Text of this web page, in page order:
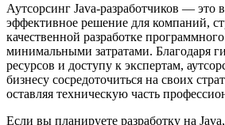
Аутсорсинг Java-разработчиков — это
эффективное решение для компаний,
качественной разработке
минимальными затратами. Благодаря
ресурсов и доступу к экспертам,
бизнесу сосредоточиться на своих
оставляя техническую часть
Если вы планируете разработку на